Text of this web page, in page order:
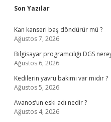
Sidebar
Son Yazılar
Kan kanseri baş döndürür mü ?
Ağustos 7, 2026
Bilgisayar programcılığı DGS
Ağustos 6, 2026
Kedilerin yavru bakımı var mıdır ?
Ağustos 5, 2026
Avanos’un eski adı nedir ?
Ağustos 4, 2026